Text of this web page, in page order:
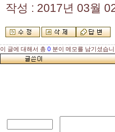
작성 : 2017년 03월
이 글에 대해서 총 0 분이 메모를 남기셨습